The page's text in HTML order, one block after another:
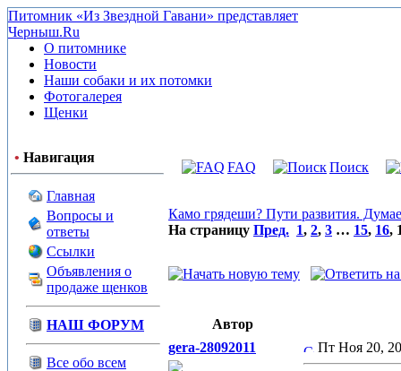
Питомник «Из Звездной Гавани» представляет
Черныш.Ru
О питомнике
Новости
Наши собаки и их потомки
Фотогалерея
Щенки
• Навигация
Главная
Вопросы и
ответы
Ссылки
Объявления о
продаже щенков
НАШ ФОРУМ
Все обо всем
FAQ Поиск
Камо грядеши? Пути развития.
На страницу Пред. 1, 2, 3 … 15, 16,
Автор
gera-28092011
Пт Ноя 20,